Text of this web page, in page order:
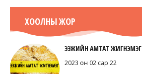
ХООЛНЫ ЖОР
ЭЭЖИЙН АМТАТ ЖИГНЭМЭГ
2023 он 02 сар 22